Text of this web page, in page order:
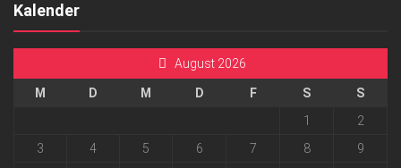
Kalender
August 2026
M D M D F S
S
1
2
3
4 5 6 7 8
9